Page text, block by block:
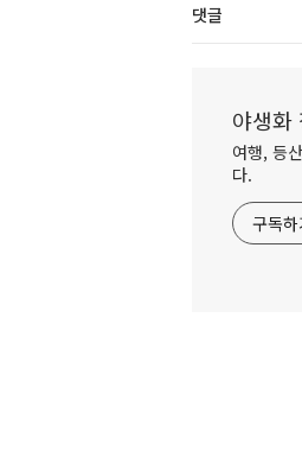
댓글
야생화
여행, 등
다.
구독하